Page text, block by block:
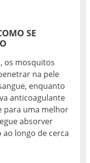
SE
os mosquitos
na pele
enquanto
anticoagulante
para uma melhor
absorver
ao longo de cerca